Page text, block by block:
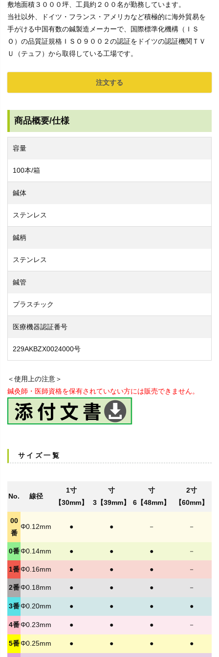
敷地面積３０００坪、工員約２００名が勤務しています。
当社以外、ドイツ・フランス・アメリカなど積極的に海外貿易を
手がける中国有数の鍼製造メーカーで、国際標準化機構（ＩＳ
Ｏ）の品質証規格ＩＳＯ９００２の認証をドイツの認証機関ＴＶ
Ｕ（テュフ）から取得している工場です。
注文する
商品概要/仕様
容量
100本/箱
鍼体
ステンレス
鍼柄
ステンレス
鍼管
プラスチック
医療機器認証番号
229AKBZX0024000号
＜使用上の注意＞
鍼灸師・医師資格を保有されていない方には販売できません。
サイズ一覧
No. 線径
1寸
【30mm】
寸
3【39mm】
寸
6【48mm】
2寸
【60mm】
00
番
Φ0.12mm ● ● － －
0番Φ0.14mm ● ● ● －
1番Φ0.16mm ● ● ● －
2番Φ0.18mm ● ● ● －
3番Φ0.20mm ● ● ● ●
4番Φ0.23mm ● ● ● －
5番Φ0.25mm ● ● ● ●